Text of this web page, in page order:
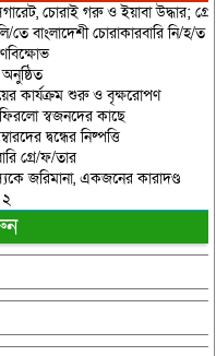
চোরাই গরু ও ইয়াবা উদ্ধার;
বাংলাদেশী চোরাকারবারি নি/হ/ত
কার্যক্রম শুরু ও বৃক্ষরোপণ
স্বজনদের কাছে
দ্বন্ধের নিষ্পত্তি
গ্রে/ফ/তার
জরিমানা, একজনের কারাদণ্ড